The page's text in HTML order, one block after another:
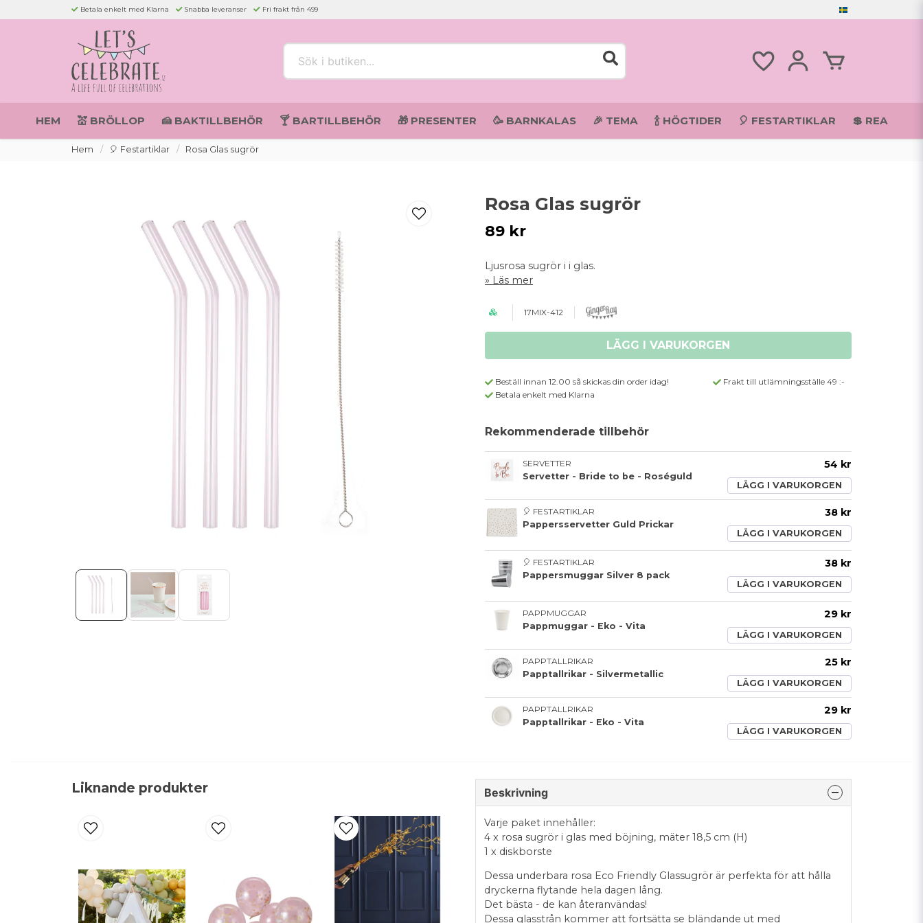
Betala enkelt med Klarna Snabba leveranser Fri frakt från 499
HEM 💒 BRÖLLOP 🍰 BAKTILLBEHÖR 🍸 BARTILLBEHÖR 🎁 PRESENTER 🥳 BARNKALAS 🎉 TEMA 🍾 HÖGTIDER 🎈 FESTARTIKLAR 💲 REA
Hem 🎈 Festartiklar Rosa Glas sugrör
Rosa Glas sugrör
89 kr
Ljusrosa sugrör i i glas.
Läs mer
17MIX-412
LÄGG I VARUKORGEN
Beställ innan 12.00 så skickas din order idag!
Frakt till utlämningsställe 49 :-
Betala enkelt med Klarna
Rekommenderade tillbehör
SERVETTER
Servetter - Bride to be - Roséguld
54 kr
LÄGG I VARUKORGEN
🎈 FESTARTIKLAR
Pappersservetter Guld Prickar
38 kr
LÄGG I VARUKORGEN
🎈 FESTARTIKLAR
Pappersmuggar Silver 8 pack
38 kr
LÄGG I VARUKORGEN
PAPPMUGGAR
Pappmuggar - Eko - Vita
29 kr
LÄGG I VARUKORGEN
PAPPTALLRIKAR
Papptallrikar - Silvermetallic
25 kr
LÄGG I VARUKORGEN
PAPPTALLRIKAR
Papptallrikar - Eko - Vita
29 kr
LÄGG I VARUKORGEN
Liknande produkter Beskrivning
Varje paket innehåller:
4 x rosa sugrör i glas med böjning, mäter 18,5 cm (H)
1 x diskborste
Dessa underbara rosa Eco Friendly Glassugrör är perfekta för att hålla
dryckerna flytande hela dagen lång.
Det bästa - de kan återanvändas!
Dessa glasstrån kommer att fortsätta se bländande ut med